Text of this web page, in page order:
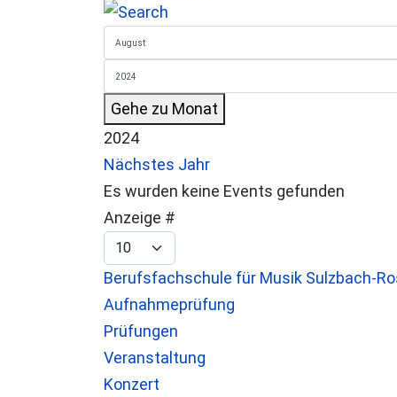
Gehe zu Monat
2024
Nächstes Jahr
Es wurden keine Events gefunden
Limite der Paginierungsliste
Anzeige #
Berufsfachschule für Musik Sulzbach-
Aufnahmeprüfung
Prüfungen
Veranstaltung
Konzert